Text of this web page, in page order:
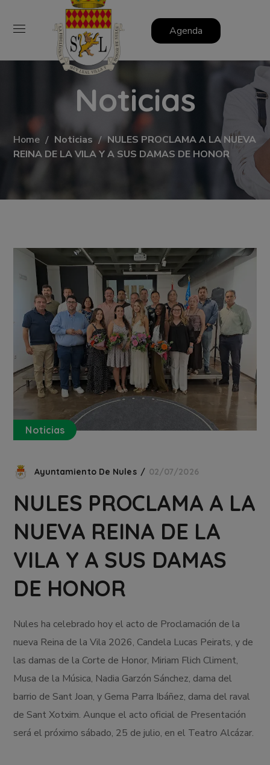
Agenda
Noticias
Home Noticias
NULES PROCLAMA A LA NUEVA
REINA DE LA VILA Y A SUS DAMAS DE HONOR
Noticias
Ayuntamiento De Nules 02/07/2026
NULES PROCLAMA A LA
NUEVA REINA DE LA
VILA Y A SUS DAMAS
DE HONOR
Nules ha celebrado hoy el acto de Proclamación de la
nueva Reina de la Vila 2026, Candela Lucas Peirats, y de
las damas de la Corte de Honor, Miriam Flich Climent,
Musa de la Música, Nadia Garzón Sánchez, dama del
barrio de Sant Joan, y Gema Parra Ibáñez, dama del raval
de Sant Xotxim. Aunque el acto oficial de Presentación
será el próximo sábado, 25 de julio, en el Teatro Alcázar.